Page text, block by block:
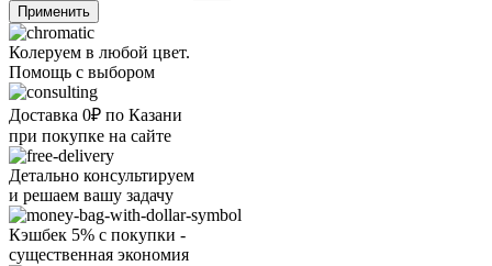
Колеруем в любой цвет.
Помощь с выбором
Доставка 0₽ по Казани
при покупке на сайте
Детально консультируем
и решаем вашу задачу
Кэшбек 5% с покупки -
существенная экономия